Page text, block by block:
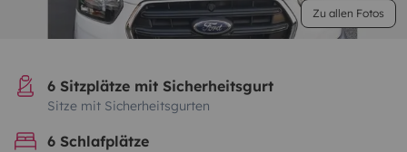
Zu allen Fotos
6 Sitzplätze mit Sicherheitsgurt
Sitze mit Sicherheitsgurten
6 Schlafplätze